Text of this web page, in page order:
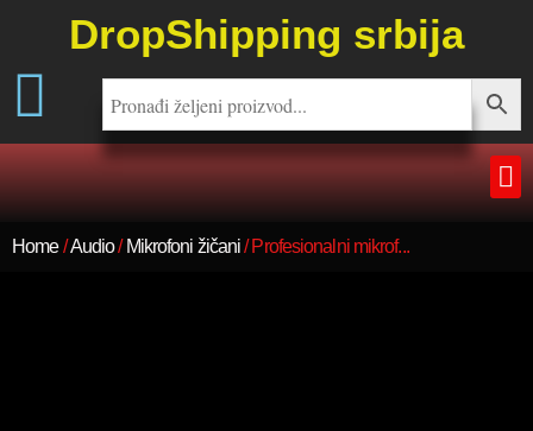
DropShipping srbija
Home/Audio/ Mikrofoni žičani/ Profesionalni mikrof...